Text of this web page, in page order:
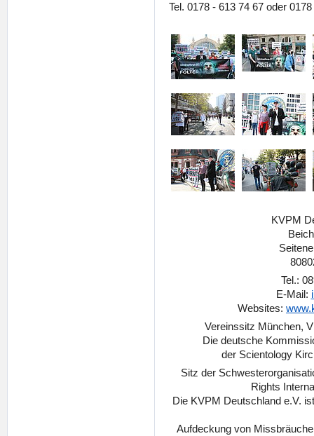
Tel. 0178 - 613 74 67 oder
KVPM
Tel.:
E-Mail:
Websites:
Vereinssitz München,
Die deutsche
der Scientology
Sitz der
Rights
Die KVPM Deutschland e.V.
Aufdeckung von